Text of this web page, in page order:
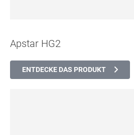
Apstar HG2
ENTDECKE DAS PRODUKT